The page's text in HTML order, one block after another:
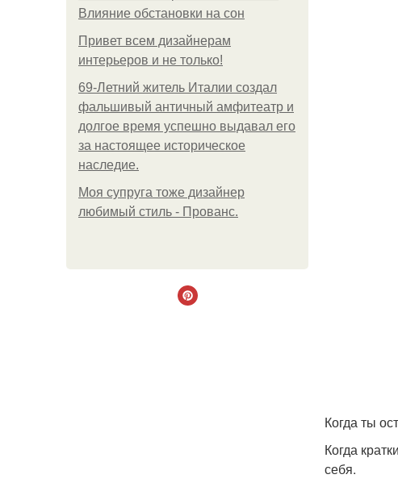
Влияние обстановки на сон
Привет всем дизайнерам
интерьеров и не только!
69-Летний житель Италии создал
фальшивый античный амфитеатр и
долгое время успешно выдавал его
за настоящее историческое
наследие.
Моя супруга тоже дизайнер
любимый стиль - Прованс.
Когда ты
Когда
себя.